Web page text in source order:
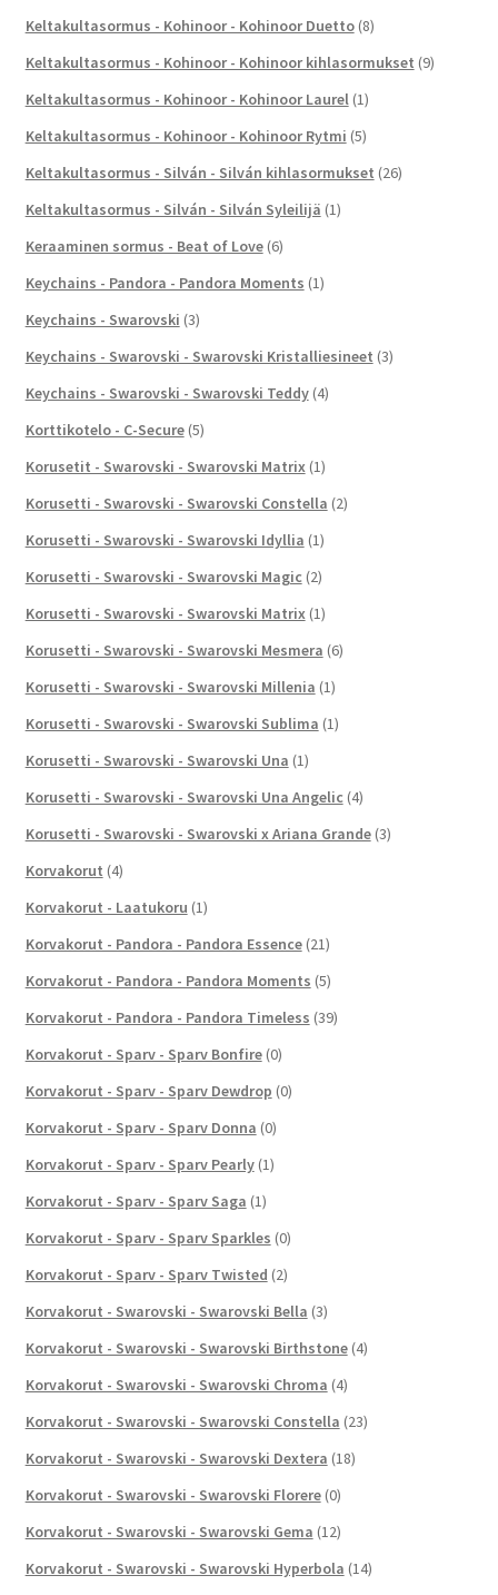
Keltakultasormus - Kohinoor - Kohinoor Duetto (8)
Keltakultasormus - Kohinoor - Kohinoor kihlasormukset (9)
Keltakultasormus - Kohinoor - Kohinoor Laurel (1)
Keltakultasormus - Kohinoor - Kohinoor Rytmi (5)
Keltakultasormus - Silván - Silván kihlasormukset (26)
Keltakultasormus - Silván - Silván Syleilijä (1)
Keraaminen sormus - Beat of Love (6)
Keychains - Pandora - Pandora Moments (1)
Keychains - Swarovski (3)
Keychains - Swarovski - Swarovski Kristalliesineet (3)
Keychains - Swarovski - Swarovski Teddy (4)
Korttikotelo - C-Secure (5)
Korusetit - Swarovski - Swarovski Matrix (1)
Korusetti - Swarovski - Swarovski Constella (2)
Korusetti - Swarovski - Swarovski Idyllia (1)
Korusetti - Swarovski - Swarovski Magic (2)
Korusetti - Swarovski - Swarovski Matrix (1)
Korusetti - Swarovski - Swarovski Mesmera (6)
Korusetti - Swarovski - Swarovski Millenia (1)
Korusetti - Swarovski - Swarovski Sublima (1)
Korusetti - Swarovski - Swarovski Una (1)
Korusetti - Swarovski - Swarovski Una Angelic (4)
Korusetti - Swarovski - Swarovski x Ariana Grande (3)
Korvakorut (4)
Korvakorut - Laatukoru (1)
Korvakorut - Pandora - Pandora Essence (21)
Korvakorut - Pandora - Pandora Moments (5)
Korvakorut - Pandora - Pandora Timeless (39)
Korvakorut - Sparv - Sparv Bonfire (0)
Korvakorut - Sparv - Sparv Dewdrop (0)
Korvakorut - Sparv - Sparv Donna (0)
Korvakorut - Sparv - Sparv Pearly (1)
Korvakorut - Sparv - Sparv Saga (1)
Korvakorut - Sparv - Sparv Sparkles (0)
Korvakorut - Sparv - Sparv Twisted (2)
Korvakorut - Swarovski - Swarovski Bella (3)
Korvakorut - Swarovski - Swarovski Birthstone (4)
Korvakorut - Swarovski - Swarovski Chroma (4)
Korvakorut - Swarovski - Swarovski Constella (23)
Korvakorut - Swarovski - Swarovski Dextera (18)
Korvakorut - Swarovski - Swarovski Florere (0)
Korvakorut - Swarovski - Swarovski Gema (12)
Korvakorut - Swarovski - Swarovski Hyperbola (14)